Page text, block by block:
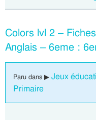
Colors lvl 2 –
Anglais – 6eme :
Paru dans ▶ Jeux
Primaire